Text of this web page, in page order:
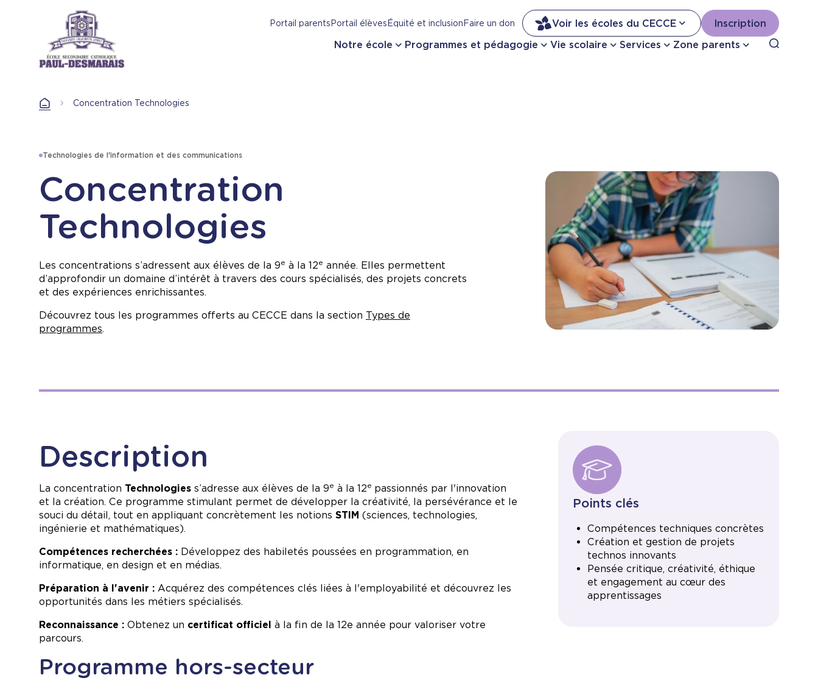
Portail parentsPortail élèvesÉquité et inclusionFaire un don Voir les écoles du CECCE Inscription
Notre école Programmes et pédagogie Vie scolaire Services Zone parents Open
AccueilConcentration Technologies
Technologies de l'information et des communications
Concentration
Technologies
Les concentrations s’adressent aux élèves de la 9e à la 12e année. Elles permettent
d’approfondir un domaine d’intérêt à travers des cours spécialisés, des projets concrets
et des expériences enrichissantes.
Découvrez tous les programmes offerts au CECCE dans la section Types de
programmes.
Description
La concentration Technologies s’adresse aux élèves de la 9e à la 12e passionnés par l'innovation
et la création. Ce programme stimulant permet de développer la créativité, la persévérance et le
souci du détail, tout en appliquant concrètement les notions STIM (sciences, technologies,
ingénierie et mathématiques).
Compétences recherchées : Développez des habiletés poussées en programmation, en
informatique, en design et en médias.
Préparation à l'avenir : Acquérez des compétences clés liées à l'employabilité et découvrez les
opportunités dans les métiers spécialisés.
Reconnaissance : Obtenez un certificat officiel à la fin de la 12e année pour valoriser votre
parcours.
Programme hors-secteur
Points clés
Compétences techniques concrètes
Création et gestion de projets
technos innovants
Pensée critique, créativité, éthique
et engagement au cœur des
apprentissages